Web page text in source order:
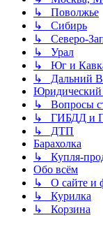
↳ Поволжье
↳ Сибирь
↳ Северо-
↳ Урал
↳ Юг и
↳ Дальний
Юридический
↳ Вопросы
↳ ГИБДД и
↳ ДТП
Барахолка
↳ Купля-
Обо всём
↳ О сайте и
↳ Курилка
↳ Корзина